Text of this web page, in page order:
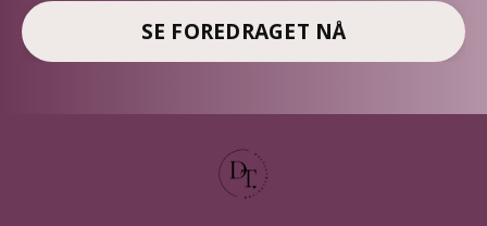
SE FOREDRAGET NÅ